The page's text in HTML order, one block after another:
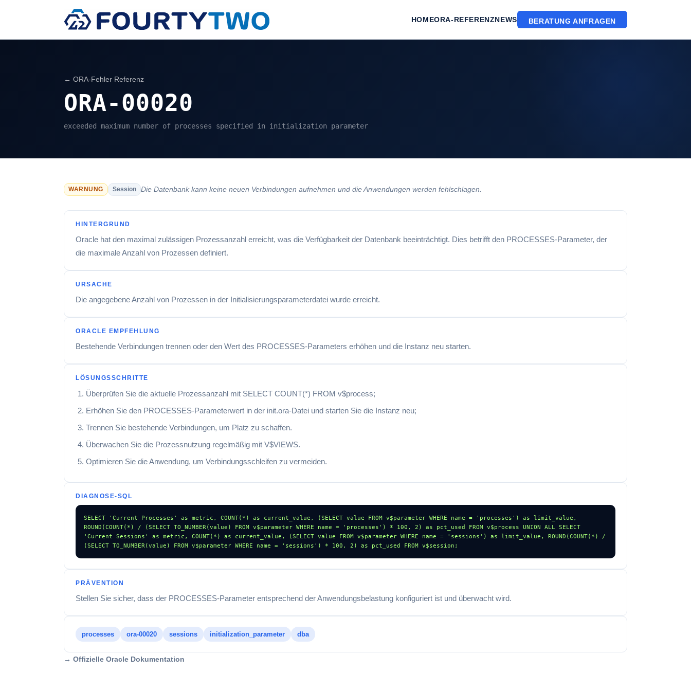
HOMEORA-REFERENZNEWS BERATUNG ANFRAGEN
← ORA-Fehler Referenz
ORA-00020
exceeded maximum number of processes specified in initialization parameter
WARNUNG Session Die Datenbank kann keine neuen Verbindungen aufnehmen und die Anwendungen werden fehlschlagen.
HINTERGRUND
Oracle hat den maximal zulässigen Prozessanzahl erreicht, was die Verfügbarkeit der Datenbank beeinträchtigt. Dies betrifft den PROCESSES-Parameter, der
die maximale Anzahl von Prozessen definiert.
URSACHE
Die angegebene Anzahl von Prozessen in der Initialisierungsparameterdatei wurde erreicht.
ORACLE EMPFEHLUNG
Bestehende Verbindungen trennen oder den Wert des PROCESSES-Parameters erhöhen und die Instanz neu starten.
LÖSUNGSSCHRITTE
Überprüfen Sie die aktuelle Prozessanzahl mit SELECT COUNT(*) FROM v$process;
Erhöhen Sie den PROCESSES-Parameterwert in der init.ora-Datei und starten Sie die Instanz neu;
Trennen Sie bestehende Verbindungen, um Platz zu schaffen.
Überwachen Sie die Prozessnutzung regelmäßig mit V$VIEWS.
Optimieren Sie die Anwendung, um Verbindungsschleifen zu vermeiden.
DIAGNOSE-SQL
SELECT 'Current Processes' as metric, COUNT(*) as current_value, (SELECT value FROM v$parameter WHERE name = 'processes') as limit_value,
ROUND(COUNT(*) / (SELECT TO_NUMBER(value) FROM v$parameter WHERE name = 'processes') * 100, 2) as pct_used FROM v$process UNION ALL SELECT
'Current Sessions' as metric, COUNT(*) as current_value, (SELECT value FROM v$parameter WHERE name = 'sessions') as limit_value, ROUND(COUNT(*) /
(SELECT TO_NUMBER(value) FROM v$parameter WHERE name = 'sessions') * 100, 2) as pct_used FROM v$session;
PRÄVENTION
Stellen Sie sicher, dass der PROCESSES-Parameter entsprechend der Anwendungsbelastung konfiguriert ist und überwacht wird.
processes ora-00020 sessions initialization_parameter dba
→ Offizielle Oracle Dokumentation